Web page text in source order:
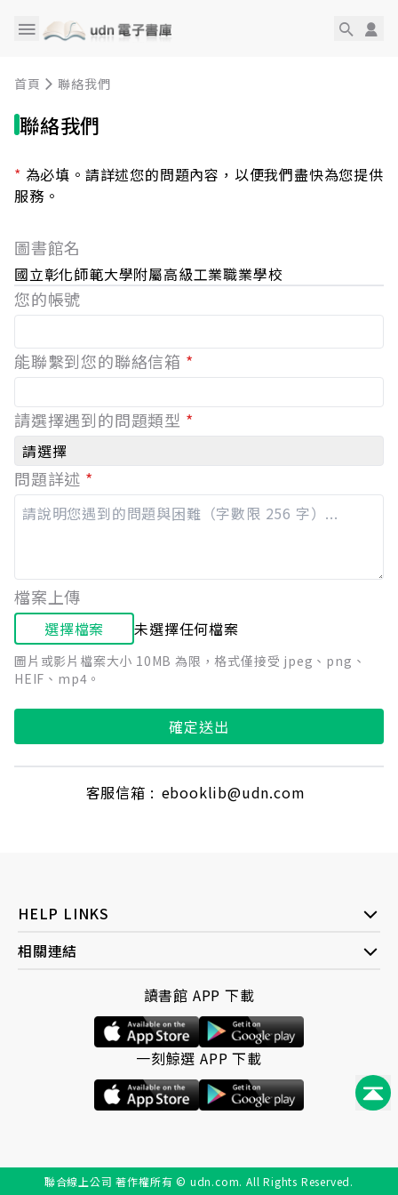
首頁 聯絡我們
聯絡我們
* 為必填。請詳述您的問題內容，以便我們盡快為您提供
服務。
圖書館名
國立彰化師範大學附屬高級工業職業學校
您的帳號
能聯繫到您的聯絡信箱 *
請選擇遇到的問題類型 *
請選擇
問題詳述 *
檔案上傳
選擇檔案 未選擇任何檔案
圖片或影片檔案大小 10MB 為限，格式僅接受 jpeg、png、
HEIF、mp4。
確定送出
客服信箱 : ebooklib@udn.com
HELP LINKS
相關連結
讀書館 APP 下載
一刻鯨選 APP 下載
聯合線上公司 著作權所有 © udn.com. All Rights Reserved.